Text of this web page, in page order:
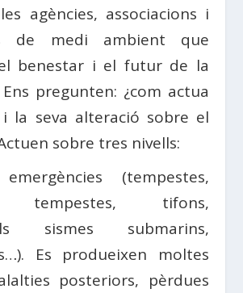
agències, associacions i
de medi ambient que
benestar i el futur de la
pregunten: ¿com actua
la seva alteració sobre el
sobre tres nivells:
(tempestes,
tempestes, tifons,
sismes submarins,
Es produeixen moltes
posteriors, pèrdues